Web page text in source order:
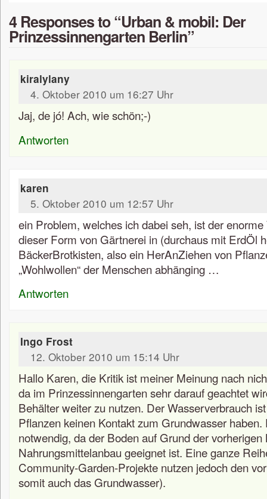
4 Responses to “Urban & mobil: Der
Prinzessinnengarten Berlin”
kiralylany
4. Oktober 2010 um 16:27 Uhr
Jaj, de jó! Ach, wie schön;-)
Antworten
karen
5. Oktober 2010 um 12:57 Uhr
ein Problem, welches ich dabei seh, ist der
dieser Form von Gärtnerei in (durchaus mit ErdÖl
BäckerBrotkisten, also ein HerAnZiehen von
„Wohlwollen“ der Menschen abhänging …
Antworten
Ingo Frost
12. Oktober 2010 um 15:14 Uhr
Hallo Karen, die Kritik ist meiner Meinung nach
da im Prinzessinnengarten sehr darauf geachtet
Behälter weiter zu nutzen. Der Wasserverbrauch
Pflanzen keinen Kontakt zum Grundwasser
notwendig, da der Boden auf Grund der
Nahrungsmittelanbau geeignet ist. Eine ganze
Community-Garden-Projekte nutzen jedoch den
somit auch das Grundwasser).